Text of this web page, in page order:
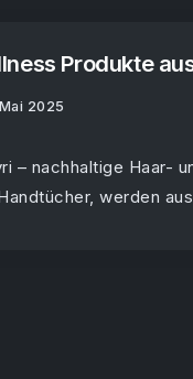
Produkte
2025
– nachhaltige Haar-
werden